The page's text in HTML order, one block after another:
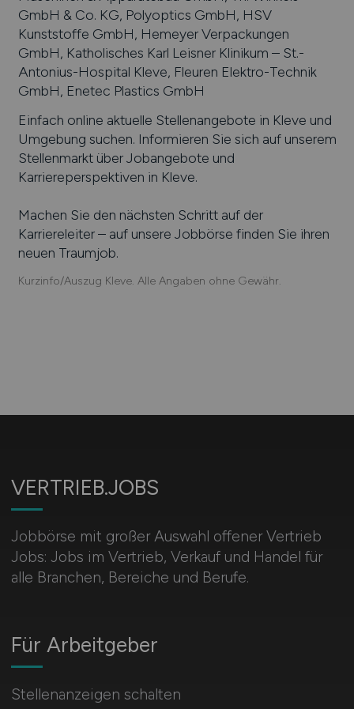
GmbH & Co. KG, Polyoptics GmbH, HSV
Kunststoffe GmbH, Hemeyer Verpackungen
GmbH, Katholisches Karl Leisner Klinikum – St.-
Antonius-Hospital Kleve, Fleuren Elektro-Technik
GmbH, Enetec Plastics GmbH
Einfach online aktuelle Stellenangebote in Kleve und
Umgebung suchen. Informieren Sie sich auf unserem
Stellenmarkt über Jobangebote und
Karriereperspektiven in Kleve.
Machen Sie den nächsten Schritt auf der
Karriereleiter – auf unsere Jobbörse finden Sie ihren
neuen Traumjob.
Kurzinfo/Auszug Kleve. Alle Angaben ohne Gewähr.
VERTRIEB.JOBS
Jobbörse mit großer Auswahl offener Vertrieb
Jobs: Jobs im Vertrieb, Verkauf und Handel für
alle Branchen, Bereiche und Berufe.
Für Arbeitgeber
Stellenanzeigen schalten